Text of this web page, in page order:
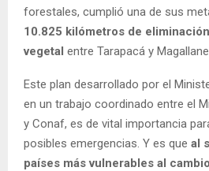
Uforestales, cumplió una de sus
10.825 kilómetros de
vegetal entre Tarapacá y
Este plan desarrollado por el
en un trabajo coordinado entre el
y Conaf, es de vital importancia
posibles emergencias. Y es que al
países más vulnerables al